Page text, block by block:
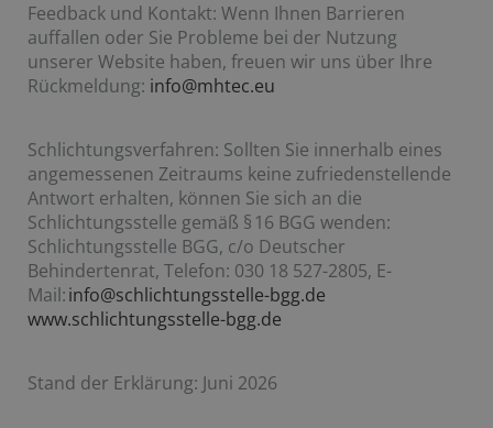
Feedback und Kontakt: Wenn Ihnen Barrieren
auffallen oder Sie Probleme bei der Nutzung
unserer Website haben, freuen wir uns über Ihre
Rückmeldung: info@mhtec.eu
Schlichtungsverfahren: Sollten Sie innerhalb eines
angemessenen Zeitraums keine zufriedenstellende
Antwort erhalten, können Sie sich an die
Schlichtungsstelle gemäß § 16 BGG wenden:
Schlichtungsstelle BGG, c/o Deutscher
Behindertenrat, Telefon: 030 18 527-2805, E-
Mail:info@schlichtungsstelle-bgg.de
www.schlichtungsstelle-bgg.de
Stand der Erklärung: Juni 2026